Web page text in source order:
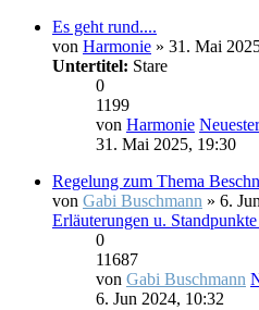
Es geht rund....
von Harmonie » 31. Mai
Untertitel: Stare
0
1199
von Harmonie
31. Mai 2025, 19:30
Regelung zum Thema
von Gabi Buschmann » 6.
Erläuterungen u.
0
11687
von Gabi Buschmann
6. Jun 2024, 10:32